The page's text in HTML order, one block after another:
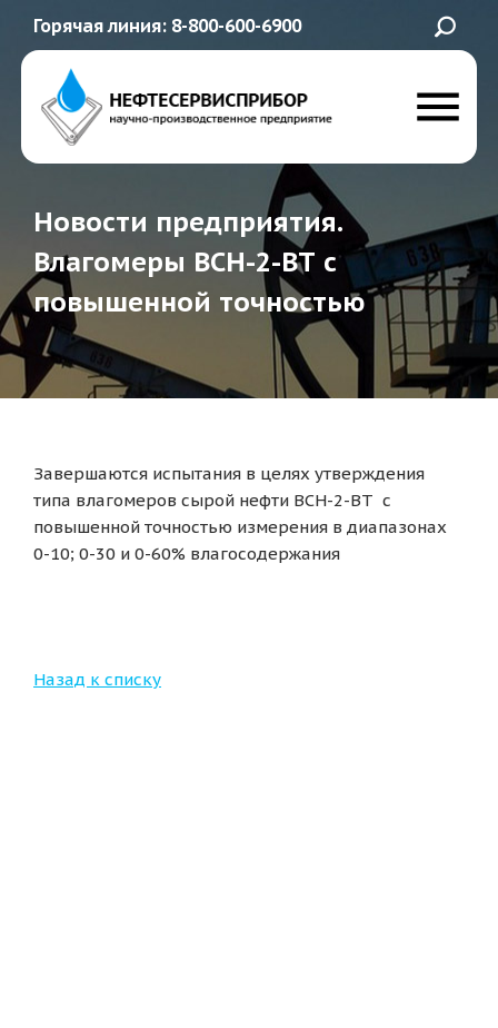
Горячая линия: 8-800-600-6900
Новости предприятия.
Влагомеры ВСН-2-ВТ с
повышенной точностью
Завершаются испытания в целях утверждения
типа влагомеров сырой нефти ВСН-2-ВТ с
повышенной точностью измерения в диапазонах
0-10; 0-30 и 0-60% влагосодержания
Назад к списку